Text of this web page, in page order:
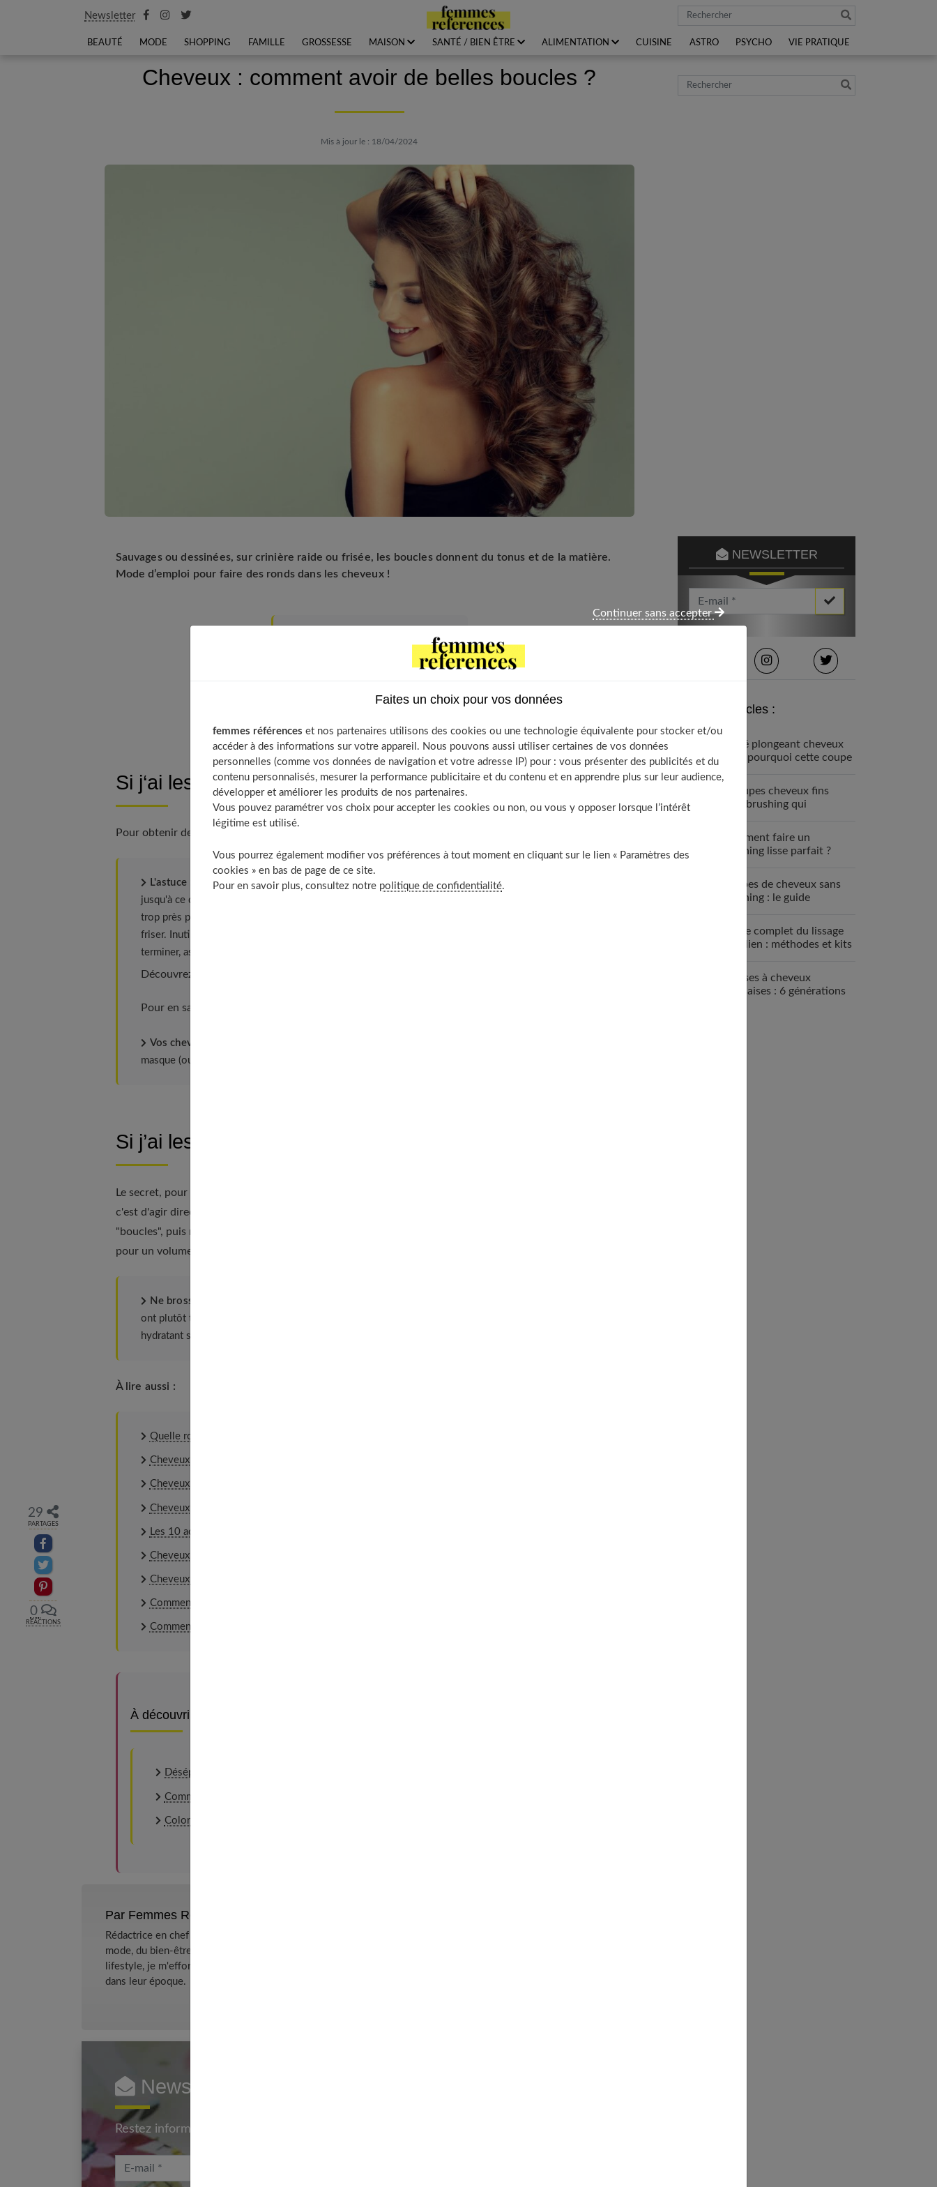
Newsletter Rechercher
BEAUTÉ MODE SHOPPING FAMILLE GROSSESSE MAISON SANTÉ / BIEN ÊTRE ALIMENTATION CUISINE ASTRO PSYCHO VIE PRATIQUE
Cheveux : comment avoir de belles boucles ?
Mis à jour le : 18/04/2024
Sauvages ou dessinées, sur crinière raide ou frisée, les boucles donnent du tonus et de la matière.
Mode d’emploi pour faire des ronds dans les cheveux !
29
PARTAGES
Partager sur facebook
Partager sur Twitter
Epingler sur Pinterest
0
RÉACTIONS
Si j‘ai les cheveux plats et raides…
À découvrir aussi
Si j‘ai les cheveux plats et raides…
Pour obtenir des bouclettes bien rondes et bien formées, l'idéal est d'utiliser un fer à boucler.
L'astuce: après avoir démêlé vos cheveux au peigne, pré séchez-les à l'aide d'un sèche-cheveux,
jusqu'à ce qu'ils soient à peine humides. Ensuite seulement, vaporisez un spray "spécial boucles", pas
trop près pour ne pas remouiller vos longueurs. Mèche par mèche, enroulez autour de la tige du fer à
friser. Inutile de faire toute la tête : c'est plus joli et plus naturel quand le lisse se mêle au bouclé. Pour
terminer, assurez une bonne tenue avec un spray fixant.
Découvrez aussi nos recommandations dans
Pour en savoir plus, lisez aussi
Vos cheveux sont fins ?
masque (ou alors un après-shampooing) volumateur et épaississant.
Si j’ai les cheveux frisés…
Le secret, pour former de belles boucles si vous avez les cheveux qui frisottent un peu ou beaucoup,
c'est d'agir directement après le shampooing. Sur cheveux encore mouillés, appliquez un coiffant spécial
"boucles", puis reformez de jolies arabesques à l'aide de vos doigts. Ensuite, laissez sécher à l'air libre
pour un volume précis mais aérien.
Ne brossez jamais vos cheveux cela les rend mousseux à sec
ont plutôt tendance à être secs.
hydratant sans rinçage.
À lire aussi :
Quelle routine capillaire pour sublimer des cheveux bouclés ?
Cheveux bouclés : quels soins adopter ?
Cheveux bouclés : les coupes de cheveux tendance
Cheveux : faites-les briller !
Les 10 accessoires indispensables pour vos cheveux
Cheveux : le guide pour en prendre soin
Cheveux : des soins « éclat » pour les faire briller
Comment donner du volume à mes cheveux ?
Comment éviter d'avoir les cheveux électriques ?
À découvrir aussi
Désépaissir ses cheveux : les meilleures techniques
Comment utiliser le parfum pour cheveux comme atout séduction
Coloration : je choisis selon mon teint
Par Femmes References
Rédactrice en chef et chercheuse de tendances pour Femmes Références, j'explore avec passion les univers de la
mode, du bien-être et de la psychologie relationnelle. Forte de plusieurs années d'expérience dans le journalisme
lifestyle, je m'efforce de décrypter le quotidien pour offrir aux femmes des conseils fiables, inspirants et ancrés
dans leur époque.
Newsletter femmes références
Restez informé en vous inscrivant à notre newsletter
E-mail
Rechercher
NEWSLETTER
Votre Email *
Derniers articles :
Carré plongeant cheveux
fins : pourquoi cette coupe
7 coupes cheveux fins
sans brushing qui
Comment faire un
brushing lisse parfait ?
Coupes de cheveux sans
brushing : le guide
Guide complet du lissage
brésilien : méthodes et kits
Brosses à cheveux
françaises : 6 générations
Faites un choix pour vos données
femmes références et nos partenaires utilisons des cookies ou une technologie équivalente pour stocker et/ou
accéder à des informations sur votre appareil. Nous pouvons aussi utiliser certaines de vos données
personnelles (comme vos données de navigation et votre adresse IP) pour : vous présenter des publicités et du
contenu personnalisés, mesurer la performance publicitaire et du contenu et en apprendre plus sur leur audience,
développer et améliorer les produits de nos partenaires.
Vous pouvez paramétrer vos choix pour accepter les cookies ou non, ou vous y opposer lorsque l’intérêt
légitime est utilisé.
Vous pourrez également modifier vos préférences à tout moment en cliquant sur le lien « Paramètres des
cookies » en bas de page de ce site.
Pour en savoir plus, consultez notre politique de confidentialité.
Continuer sans accepter